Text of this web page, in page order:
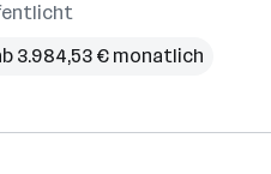
3.984,53 € monatlich